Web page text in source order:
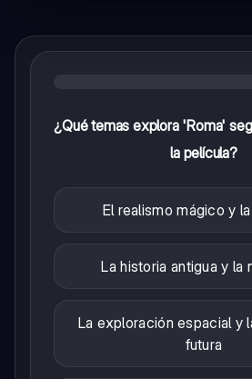
¿Qué temas explora 'Roma'
la película?
El realismo mágico y
La historia antigua y la
La exploración espacial y
futura